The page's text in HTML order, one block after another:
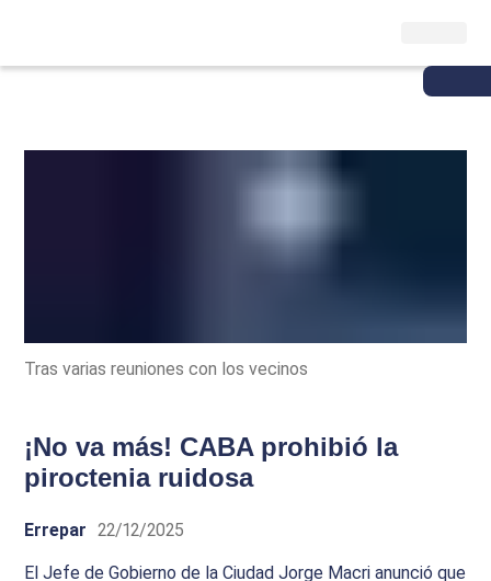
Tras varias reuniones con los vecinos
¡No va más! CABA prohibió la
piroctenia ruidosa
Errepar 22/12/2025
El Jefe de Gobierno de la Ciudad Jorge Macri anunció que